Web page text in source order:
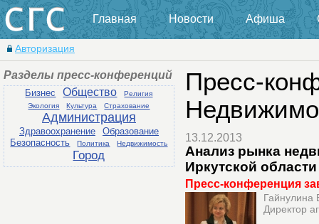
Главная Новости Афиша
Авторизация
Разделы пресс-конференций
Бизнес Общество
Религия
Экология
Культура Страхование
Администрация
Здравоохранение
Образование
Безопасность
Политика Недвижимость
Город
Пресс-
13.12.2013
Анализ рынка
Иркутской области
Пресс-конференция
Гайнулина
Директор